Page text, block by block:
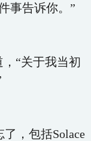
事告诉你。”
，“关于我当初
，包括Solace